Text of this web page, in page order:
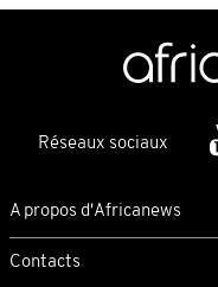
Réseaux sociaux
A propos d'Africanews
Contacts